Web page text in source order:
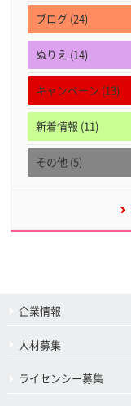
ブログ (24)
ぬりえ (14)
キャンペーン (13)
新着情報 (11)
その他 (5)
企業情報
人材募集
ライセンシー募集